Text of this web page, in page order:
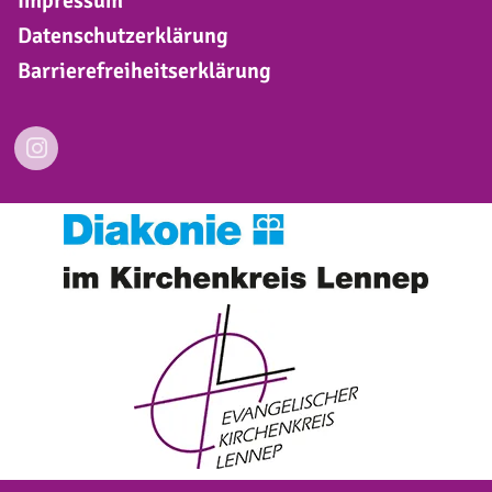
Datenschutzerklärung
Barrierefreiheitserklärung